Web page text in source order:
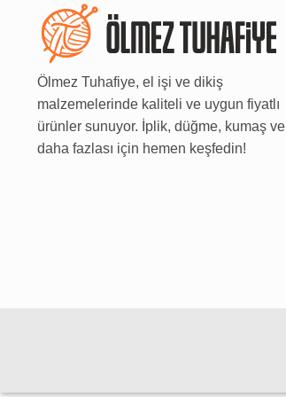
Ölmez Tuhafiye, el işi ve dikiş
malzemelerinde kaliteli ve uygun fiyatlı
ürünler sunuyor. İplik, düğme, kumaş ve
daha fazlası için hemen keşfedin!